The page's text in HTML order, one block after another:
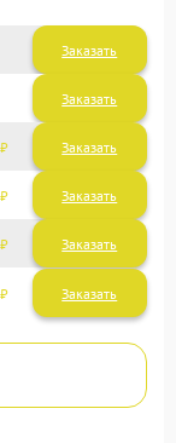
Заказать
Заказать